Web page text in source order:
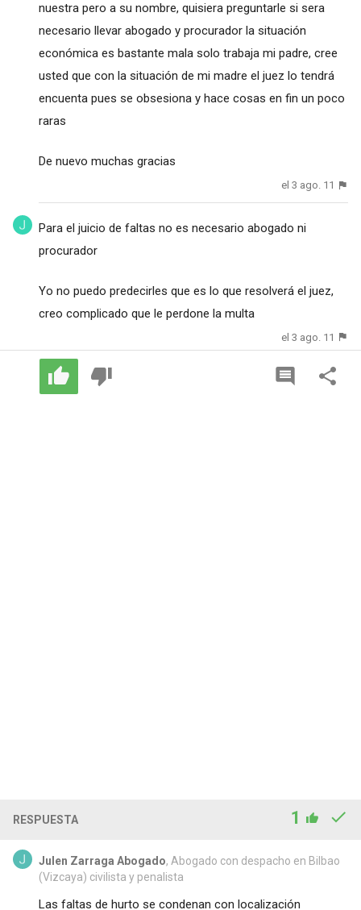
nuestra pero a su nombre, quisiera preguntarle si sera
necesario llevar abogado y procurador la situación
económica es bastante mala solo trabaja mi padre, cree
usted que con la situación de mi madre el juez lo tendrá
encuenta pues se obsesiona y hace cosas en fin un poco
raras
De nuevo muchas gracias
el 3 ago. 11
Para el juicio de faltas no es necesario abogado ni
procurador
Yo no puedo predecirles que es lo que resolverá el juez,
creo complicado que le perdone la multa
el 3 ago. 11
RESPUESTA 1
Julen Zarraga Abogado, Abogado con despacho en Bilbao
(Vizcaya) civilista y penalista
Las faltas de hurto se condenan con localización